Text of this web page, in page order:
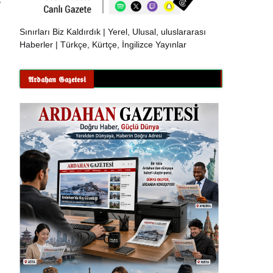
Sınırları Biz Kaldırdık | Yerel, Ulusal, uluslararası
Haberler | Türkçe, Kürtçe, İngilizce Yayınlar
𝕬𝖗𝖉𝖆𝖍𝖆𝖓 𝕲𝖆𝖟𝖊𝖙𝖊𝖘𝖎